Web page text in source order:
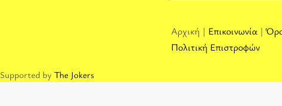
Αρχική | Επικοινωνία |
Πολιτική Επιστροφών
Supported by The Jokers